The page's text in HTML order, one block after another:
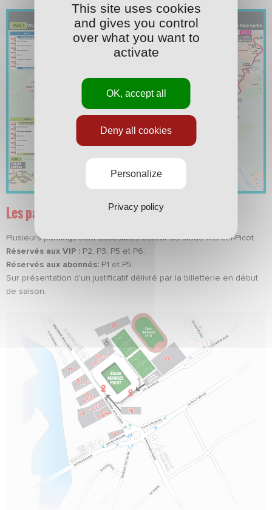
Les parkings
Plusieurs parkings sont accesibles autour du stade Marcel-Picot.
Réservés aux VIP : P2, P3, P5 et P6.
Réservés aux abonnés: P1 et P5.
Sur présentation d'un justificatif délivré par la billetterie en début
de saison.
This site uses cookies
and gives you control
over what you want to
activate
OK, accept all
Deny all cookies
Personalize
Privacy policy